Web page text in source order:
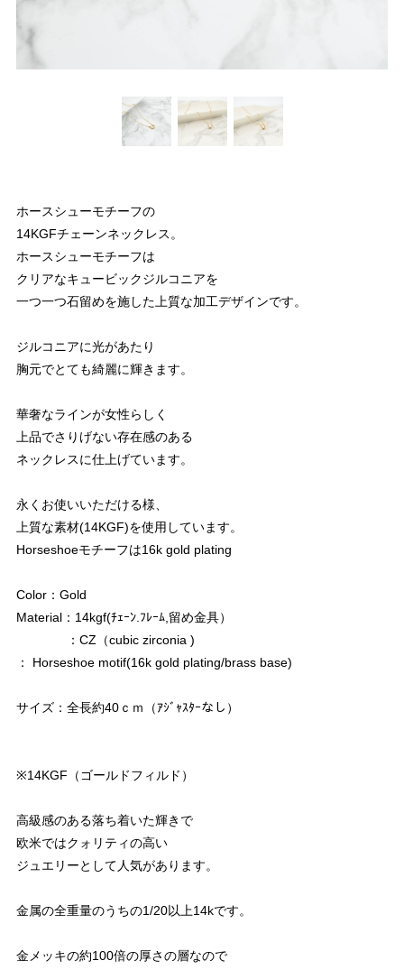
ホースシューモチーフの
14KGFチェーンネックレス。
ホースシューモチーフは
クリアなキュービックジルコニアを
一つ一つ石留めを施した上質な加工デザインです。
ジルコニアに光があたり
胸元でとても綺麗に輝きます。
華奢なラインが女性らしく
上品でさりげない存在感のある
ネックレスに仕上げています。
永くお使いいただける様、
上質な素材(14KGF)を使用しています。
Horseshoeモチーフは16k gold plating
Color：Gold
Material：14kgf(ﾁｪｰﾝ.ﾌﾚｰﾑ,留め金具）
：CZ（cubic zirconia )
： Horseshoe motif(16k gold plating/brass base)
サイズ：全長約40ｃｍ（ｱｼﾞｬｽﾀｰなし）
※14KGF（ゴールドフィルド）
高級感のある落ち着いた輝きで
欧米ではクォリティの高い
ジュエリーとして人気があります。
金属の全重量のうちの1/20以上14kです。
金メッキの約100倍の厚さの層なので